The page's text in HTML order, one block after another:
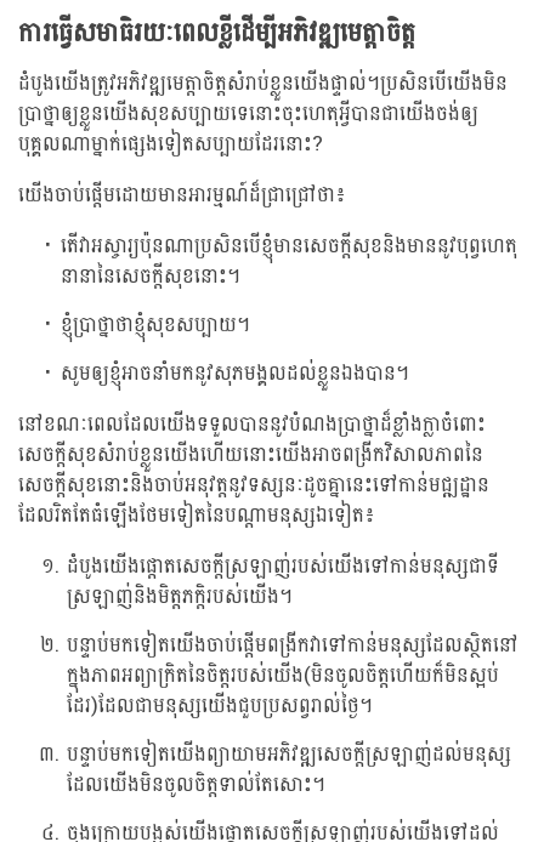
ការធ្វើសមាធិរយៈពេលខ្លីដើម្បីអភិវឌ្ឍមេត្តាចិត្ត
ដំបូងយើងត្រូវអភិវឌ្ឍមេត្តាចិត្តសំរាប់ខ្លួនយើងផ្ទាល់។ប្រសិនបើយើងមិន
ប្រាថ្នាឲ្យខ្លួនយើងសុខសប្បាយទេនោះចុះហេតុអ្វីបានជាយើងចង់ឲ្យ
បុគ្គលណាម្នាក់ផ្សេងទៀតសប្បាយដែរនោះ?
យើងចាប់ផ្តើមដោយមានអារម្មណ៍ដ៏ជ្រាជ្រៅថា៖
តើវាអស្ចារ្យប៉ុនណាប្រសិនបើខ្ញុំមានសេចក្តីសុខនិងមាននូវបុព្វហេតុ
នានានៃសេចក្តីសុខនោះ។
ខ្ញុំប្រាថ្នាថាខ្ញុំសុខសប្បាយ។
សូមឲ្យខ្ញុំអាចនាំមកនូវសុភមង្គលដល់ខ្លួនឯងបាន។
នៅខណៈពេលដែលយើងទទួលបាននូវបំណងប្រាថ្នាដ៏ខ្លាំងក្លាចំពោះ
សេចក្តីសុខសំរាប់ខ្លួនយើងហើយនោះយើងអាចពង្រីកវិសាលភាពនៃ
សេចក្តីសុខនោះនិងចាប់អនុវត្តនូវទស្សនៈដូចគ្នានេះទៅកាន់មជ្ឍដ្ឋាន
ដែលរិតតែធំឡើងថែមទៀតនៃបណ្តាមនុស្សឯទៀត៖
ដំបូងយើងផ្តោតសេចក្តីស្រឡាញ់របស់យើងទៅកាន់មនុស្សជាទី
ស្រឡាញ់និងមិត្តភក្តិរបស់យើង។
បន្ទាប់មកទៀតយើងចាប់ផ្តើមពង្រីកវាទៅកាន់មនុស្សដែលស្ថិតនៅ
ក្នុងភាពអព្យាក្រិតនៃចិត្តរបស់យើង(មិនចូលចិត្តហើយក៏មិនស្អប់
ដែរ)ដែលជាមនុស្សយើងជួបប្រសព្វរាល់ថ្ងៃ។
បន្ទាប់មកទៀតយើងព្យាយាមអភិវឌ្ឍសេចក្តីស្រឡាញ់ដល់មនុស្ស
ដែលយើងមិនចូលចិត្តទាល់តែសោះ។
ចុងក្រោយបង្អស់យើងផ្តោតសេចក្តីស្រឡាញ់របស់យើងទៅដល់